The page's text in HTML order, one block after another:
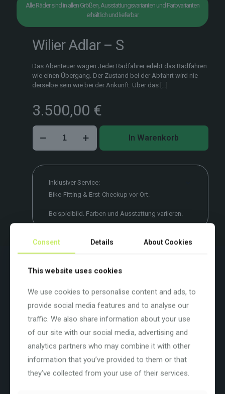
Alle Räder sind in allen Größen, Ausstattungsvarianten und Farbvarianten
erhältlich und lieferbar.
Wilier Adlar – S
Das Abenteuer wagen Jeder Radfahrer erlebt das Radfahren
wie einen Übergang. Der Zustand bei der Abfahrt wird nie
derselbe sein wie bei der Ankunft. Über das[…]
3.500,00 €
Wilier
Adlar
–
Menge
In Warenkorb
Inklusiver Service:
Bike-Fitting & Erst-Checkup vor Ort.
Beispielbild. Farben und Ausstattung variieren.
Beschreibung
Jeder Radfahrer erlebt das Radfahren wie einen Übergang. Der
Zustand bei der Abfahrt wird nie derselbe sein wie bei der
Ankunft. Über das Gefühl der Anstrengung hinaus verändert man
Welt ringsum. Jedes Abenteuer ist eine Entwicklung.
Aus diesem Spannungsfeld ist Adlar entstanden. Das Fahrrad
als Mittel, um den Dingen einen Sinn zu geben und die Sicht auf
die Welt zu klären. Ein Objekt, das gleichzeitig mutiert, sich
verändert und verwandelt. Und ist das nicht genau das, was man
Consent Details About Cookies
This website uses cookies
We use cookies to personalise content and ads, to
provide social media features and to analyse our
traffic. We also share information about your use
of our site with our social media, advertising and
analytics partners who may combine it with other
information that you’ve provided to them or that
they’ve collected from your use of their services.